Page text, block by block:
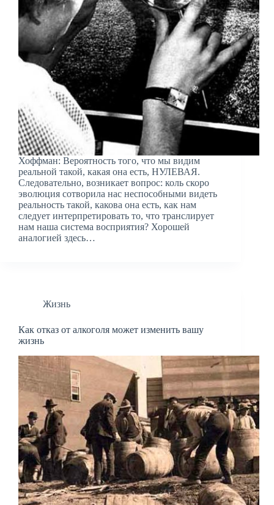
Хоффман: Вероятность того, что мы видим
реальной такой, какая она есть, НУЛЕВАЯ.
Следовательно, возникает вопрос: коль скоро
эволюция сотворила нас неспособными видеть
реальность такой, какова она есть, как нам
следует интерпретировать то, что транслирует
нам наша система восприятия? Хорошей
аналогией здесь…
Жизнь
Как отказ от алкоголя может изменить вашу
жизнь